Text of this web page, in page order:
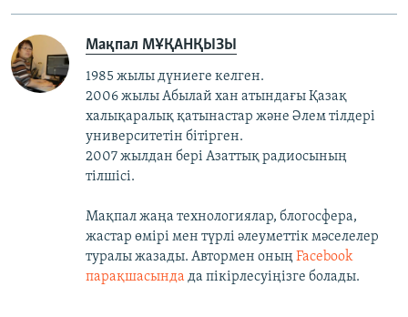
Мақпал МҰҚАНҚЫЗЫ
1985 жылы дүниеге келген.
2006 жылы Абылай хан атындағы Қазақ
халықаралық қатынастар және Әлем тілдері
университетін бітірген.
2007 жылдан бері Азаттық радиосының
тілшісі.
Мақпал жаңа технологиялар, блогосфера,
жастар өмірі мен түрлі әлеуметтік мәселелер
туралы жазады. Автормен оныңFacebook
парақшасында да пікірлесуіңізге болады.